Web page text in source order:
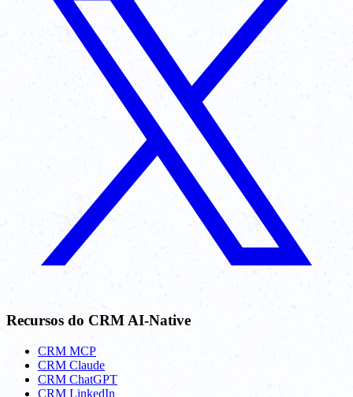
Recursos do CRM AI-Native
CRM MCP
CRM Claude
CRM ChatGPT
CRM LinkedIn